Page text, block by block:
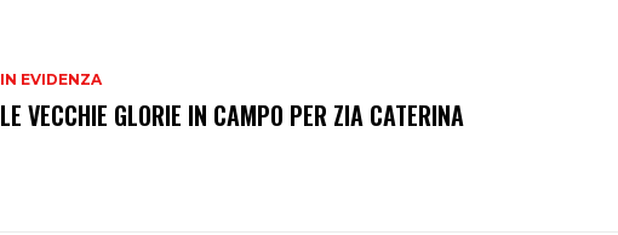
IN EVIDENZA
LE VECCHIE GLORIE IN CAMPO PER ZIA CATERINA